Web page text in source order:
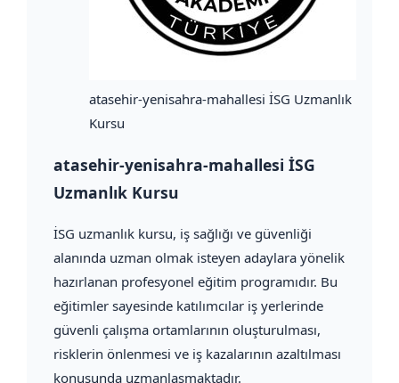
atasehir-yenisahra-mahallesi İSG Uzmanlık
Kursu
atasehir-yenisahra-mahallesi İSG
Uzmanlık Kursu
İSG uzmanlık kursu, iş sağlığı ve güvenliği
alanında uzman olmak isteyen adaylara yönelik
hazırlanan profesyonel eğitim programıdır. Bu
eğitimler sayesinde katılımcılar iş yerlerinde
güvenli çalışma ortamlarının oluşturulması,
risklerin önlenmesi ve iş kazalarının azaltılması
konusunda uzmanlaşmaktadır.